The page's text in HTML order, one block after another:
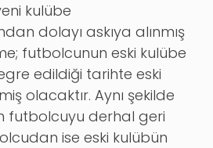
kulübe
dolayı askıya alınmış
futbolcunun eski kulübe
edildiği tarihte eski
olacaktır. Aynı şekilde
futbolcuyu derhal geri
ise eski kulübün